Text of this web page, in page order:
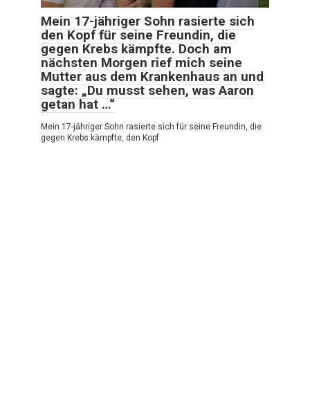
Mein 17-jähriger Sohn rasierte sich
den Kopf für seine Freundin, die
gegen Krebs kämpfte. Doch am
nächsten Morgen rief mich seine
Mutter aus dem Krankenhaus an und
sagte: „Du musst sehen, was Aaron
getan hat …“
Mein 17-jähriger Sohn rasierte sich für seine Freundin, die
gegen Krebs kämpfte, den Kopf